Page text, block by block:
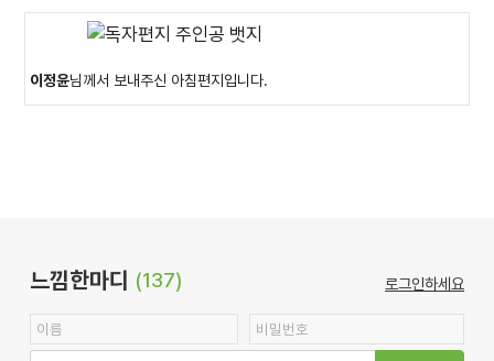
이정윤님께서 보내주신 아침편지입니다.
느낌한마디 (137) 로그인하세요